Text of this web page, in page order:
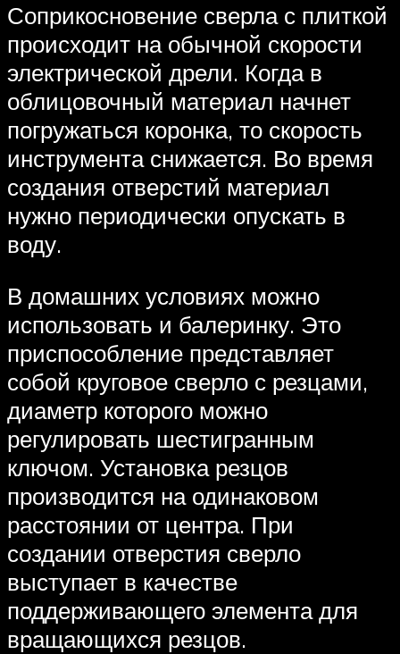
Соприкосновение сверла с плиткой
происходит на обычной скорости
электрической дрели. Когда в
облицовочный материал начнет
погружаться коронка, то скорость
инструмента снижается. Во время
создания отверстий материал
нужно периодически опускать в
воду.
В домашних условиях можно
использовать и балеринку. Это
приспособление представляет
собой круговое сверло с резцами,
диаметр которого можно
регулировать шестигранным
ключом. Установка резцов
производится на одинаковом
расстоянии от центра. При
создании отверстия сверло
выступает в качестве
поддерживающего элемента для
вращающихся резцов.